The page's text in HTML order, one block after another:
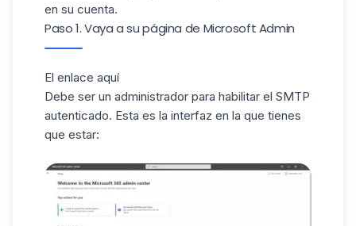
en su cuenta.
Paso 1. Vaya a su página de Microsoft Admin
El enlace aquí
Debe ser un administrador para habilitar el SMTP
autenticado. Esta es la interfaz en la que tienes
que estar: